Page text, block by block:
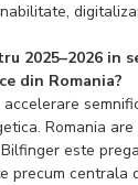
2025–2026 in
din Romania?
Romania
este
centrala